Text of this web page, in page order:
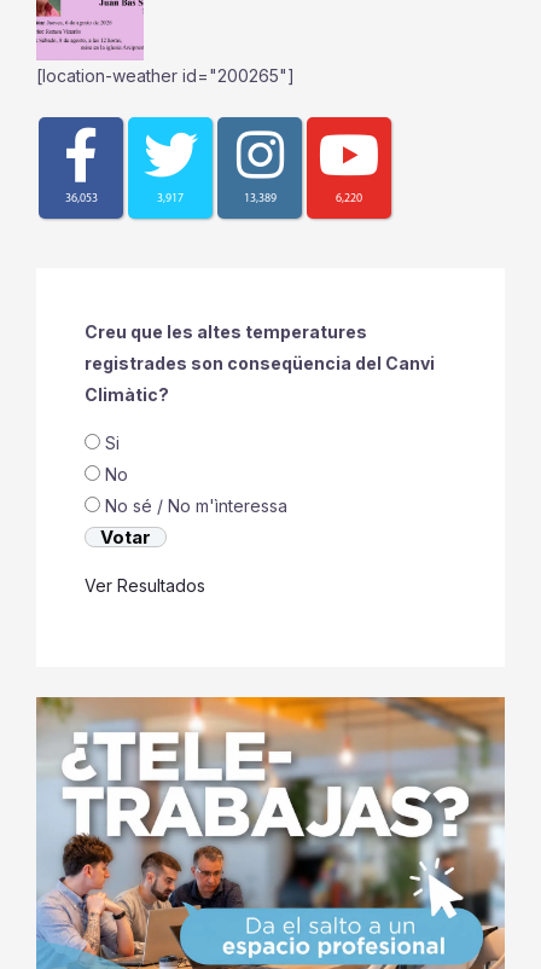
[location-weather id="200265"]
36,053 3,917 13,389 6,220
Creu que les altes temperatures
registrades son conseqüencia del Canvi
Climàtic?
Si
No
No sé / No m'ìnteressa
Ver Resultados